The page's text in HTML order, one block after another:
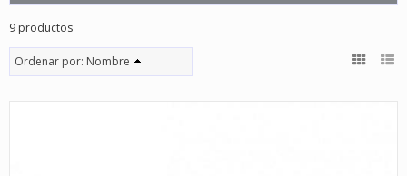
9 productos
Ordenar por: Nombre